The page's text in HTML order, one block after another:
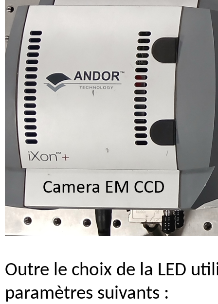
Outre le choix de la LED
paramètres suivants :